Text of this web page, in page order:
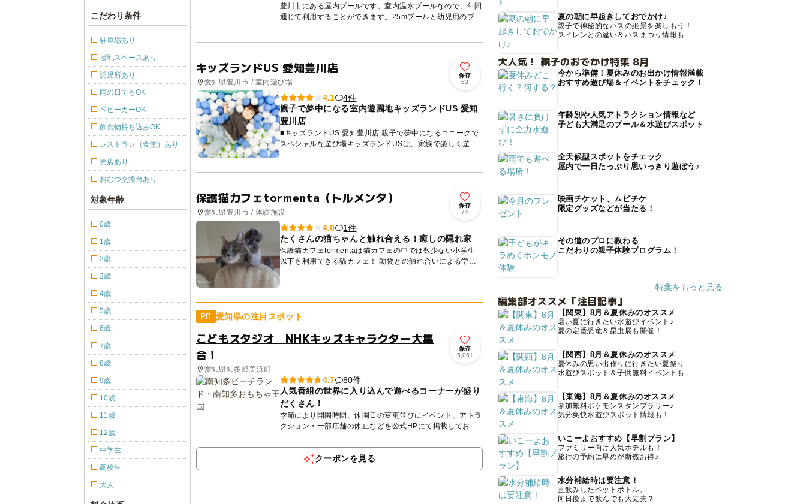
豊川市にある屋内プールです。室内温水プールなので、年間
通じて利用することができます。25mプールと幼児用のプー
キッズランドUS 愛知豊川店
愛知県豊川市 / 室内遊び場
保存
53
4.1
4件
親子で夢中になる室内遊園地キッズランドUS 愛知
豊川店
■キッズランドUS 愛知豊川店 親子で夢中になるユニークで
スペシャルな遊び場キッズランドUSは、家族で楽しく遊
保護猫カフェtormenta（トルメンタ）
愛知県豊川市 / 体験施設
保存
74
4.0
1件
たくさんの猫ちゃんと触れ合える！癒しの隠れ家
保護猫カフェtormentaは猫カフェの中では数少ない小学生
以下も利用できる猫カフェ！ 動物との触れ合いによる学び
PR 愛知県の注目スポット
こどもスタジオ NHKキッズキャラクター大集
合！
愛知県知多郡美浜町
保存
5,051
4.7
80件
人気番組の世界に入り込んで遊べるコーナーが盛り
だくさん！
季節により開園時間、休園日の変更並びにイベント、アトラ
クション・一部店舗の休止などを公式HPにて掲載しており
ますようお...
クーポンを見る
こだわり条件
駐車場あり
授乳スペースあり
託児所あり
雨の日でもOK
ベビーカーOK
飲食物持ち込みOK
レストラン（食堂）あり
売店あり
おむつ交換台あり
対象年齢
0歳
1歳
2歳
3歳
4歳
5歳
6歳
7歳
8歳
9歳
10歳
11歳
12歳
中学生
高校生
大人
夏の朝に早起きしておでかけ♪
親子で神秘的なハスの絶景を楽しもう！
スイレンとの違い＆ハスまつり情報も
大人気！ 親子のおでかけ特集 8月
今から準備！夏休みのお出かけ情報満載
おすすめ遊び場＆イベントをチェック！
年齢別や人気アトラクション情報など
子ども大満足のプール＆水遊びスポット
全天候型スポットをチェック
屋内で一日たっぷり思いっきり遊ぼう♪
映画チケット、ムビチケ
限定グッズなどが当たる！
その道のプロに教わる
こだわりの親子体験プログラム！
特集をもっと見る
編集部オススメ「注目記事」
【関東】8月＆夏休みのオススメ
暑い夏に行きたい水遊びイベント♪
夏の定番恐竜＆昆虫展も開催！
【関西】8月＆夏休みのオススメ
夏休みの思い出作りに行きたい夏祭り
水遊びスポット＆子供無料イベントも
【東海】8月＆夏休みのオススメ
参加無料ポケモンスタンプラリー♪
気分爽快水遊びスポット情報も！
いこーよおすすめ【早割プラン】
ファミリー向け人気ホテルも！
旅行の予約は早めが断然お得♪
水分補給時は要注意！
直飲みしたペットボトル、
何日後まで飲んでも大丈夫？